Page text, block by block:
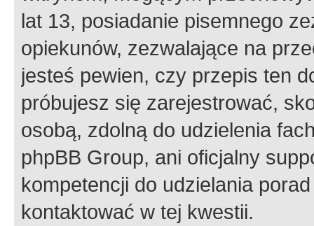
lat 13, posiadanie pisemnego
opiekunów, zezwalające na
jesteś pewien, czy przepis ten
próbujesz się zarejestrować,
osobą, zdolną do udzielenia
phpBB Group, ani oficjalny
kompetencji do udzielania
kontaktować w tej kwestii.